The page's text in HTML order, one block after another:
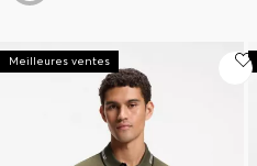
Meilleures ventes